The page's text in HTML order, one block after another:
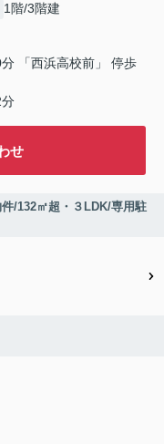
1階/3階建
分 「西浜高校前」 停歩
分
せ
/132㎡超・３LDK/専用駐